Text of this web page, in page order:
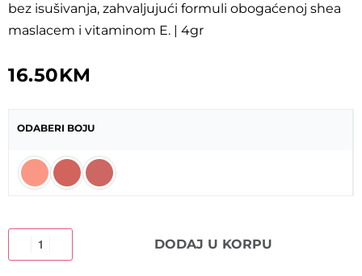
bez isušivanja, zahvaljujući formuli obogaćenoj shea
maslacem i vitaminom E. | 4gr
16.50KM
ODABERI BOJU
DODAJ U KORPU